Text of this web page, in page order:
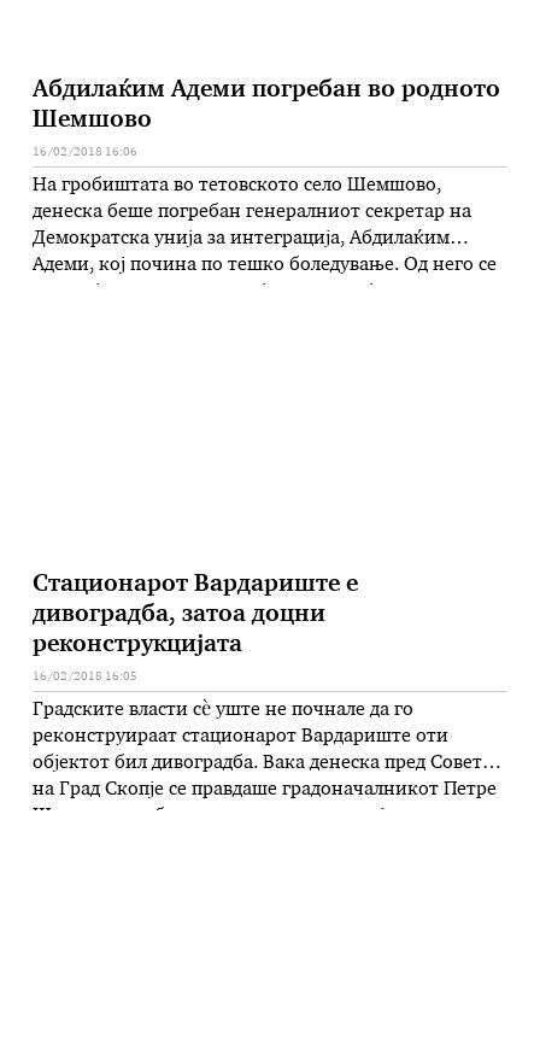
Абдилаќим Адеми погребан во родното
Шемшово
16/02/2018 16:06
На гробиштата во тетовското село Шемшово,
денеска беше погребан генералниот секретар на
Демократска унија за интеграција, Абдилаќим
Адеми, кој почина по тешко боледување. Од него се
Стационарот Вардариште е
дивоградба, затоа доцни
реконструкцијата
16/02/2018 16:05
Градските власти сѐ уште не почнале да го
реконструираат стационарот Вардариште оти
објектот бил дивоградба. Вака денеска пред Советот
на Град Скопје се правдаше градоначалникот Петре